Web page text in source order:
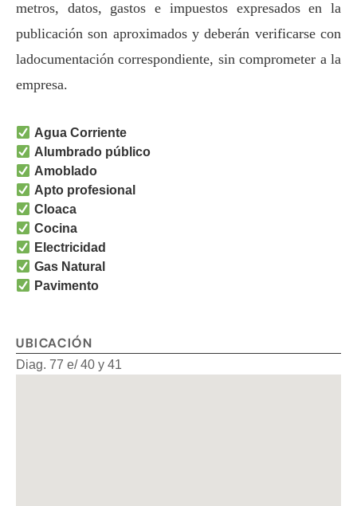
metros, datos, gastos e impuestos expresados en la
publicación son aproximados y deberán verificarse con
ladocumentación correspondiente, sin comprometer a la
empresa.
Agua Corriente
Alumbrado público
Amoblado
Apto profesional
Cloaca
Cocina
Electricidad
Gas Natural
Pavimento
UBICACIÓN
Diag. 77 e/ 40 y 41